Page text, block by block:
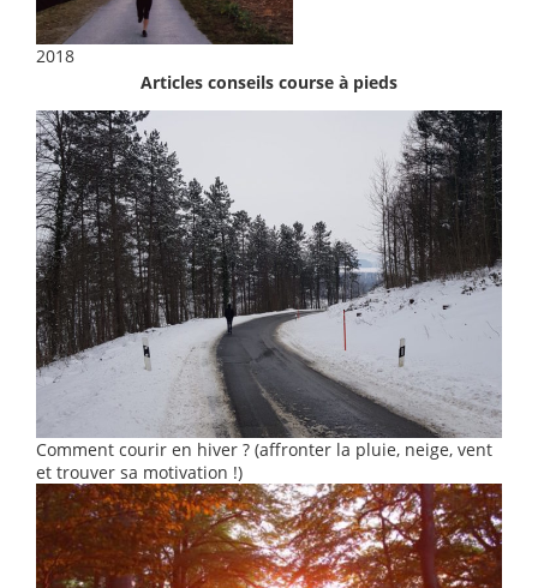
2018
Articles conseils course à pieds
Comment courir en hiver ? (affronter la pluie, neige, vent
et trouver sa motivation !)